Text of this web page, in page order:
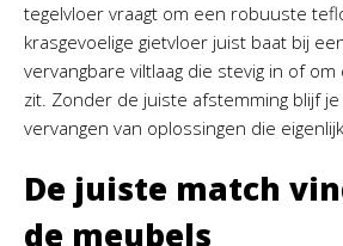
tegelvloer vraagt om een robuuste
krasgevoelige gietvloer juist baat bij
vervangbare viltlaag die stevig in of
zit. Zonder de juiste afstemming blijf
vervangen van oplossingen die
De juiste match
de meubels